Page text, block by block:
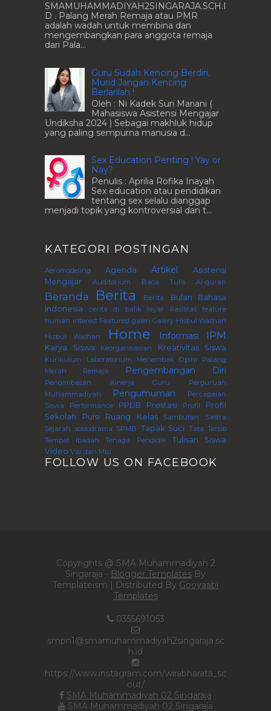
SMAMUHAMMADIYAH2SINGARAJA.SCH.I
D . Palang Merah Remaja atau PMR
adalah wadah untuk membina dan
mengembangkan para anggota remaja
dari Pala...
Guru Sudah Kencing Berdiri,
Murid Jangan Kencing
Berlarilah !
Oleh : Ni Kadek Suri Mariani (
Mahasiswa Asistensi Mengajar
Undiksha 2024 ) Sebagai makhluk hidup
yang paling sempurna manusia d...
Sex Education Penting ! Yay or
Nay?
Penulis : Aprilia Rofika Inayah
Sex education atau pendidikan
tentang sex selalu dianggap
menjadi topik yang kontroversial dan t...
KATEGORI POSTINGAN
Aeromodeling Agenda Artikel
Asistensi
Mengajar
Auditorium Baca Tulis Al-quran
Beranda Berita Berita.
Bulan Bahasa
Indonesia
cerita di balik layar Fasilitas
feature
human interest Featured galeri Galery Hisbul Wathan
Hizbul Wathan
Home Informasi IPM
Karya Siswa Keorganisasian Kreativitas Siswa
Kurikulum Laboratorium Menembak Opini
Palang
Merah Remaja
Pengembangan Diri
Pengimbasan Kinerja Guru Perguruan
Muhammadiyah
Pengumuman
Percapaian
Siswa
Performance PPDB Prestasi Profil
Profil
Sekolah
Puisi Ruang Kelas Sambutan
Sastra
Sejarah sosiodrama SPMB Tapak Suci Tata Tertib
Tempat Ibadah
Tenaga Pendidik
Tulisan Siswa
Video Visi dan Misi
FOLLOW US ON FACEBOOK
Copyrights @ SMA Muhammadiyah 2
Singaraja - Blogger Templates By
Templateism | Distributed By Gooyaabi
Templates
0355691053
smpn1@smamuhammadiyah2singaraja.sc
h.id
https://www.instagram.com/wirabharata_sc
out/
SMA Muhammadiyah 02 Singaraja
SMA Muhammadiyah 02 Singaraja